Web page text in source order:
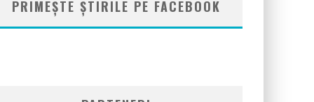
PRIMEȘTE ȘTIRILE PE FACEBOOK